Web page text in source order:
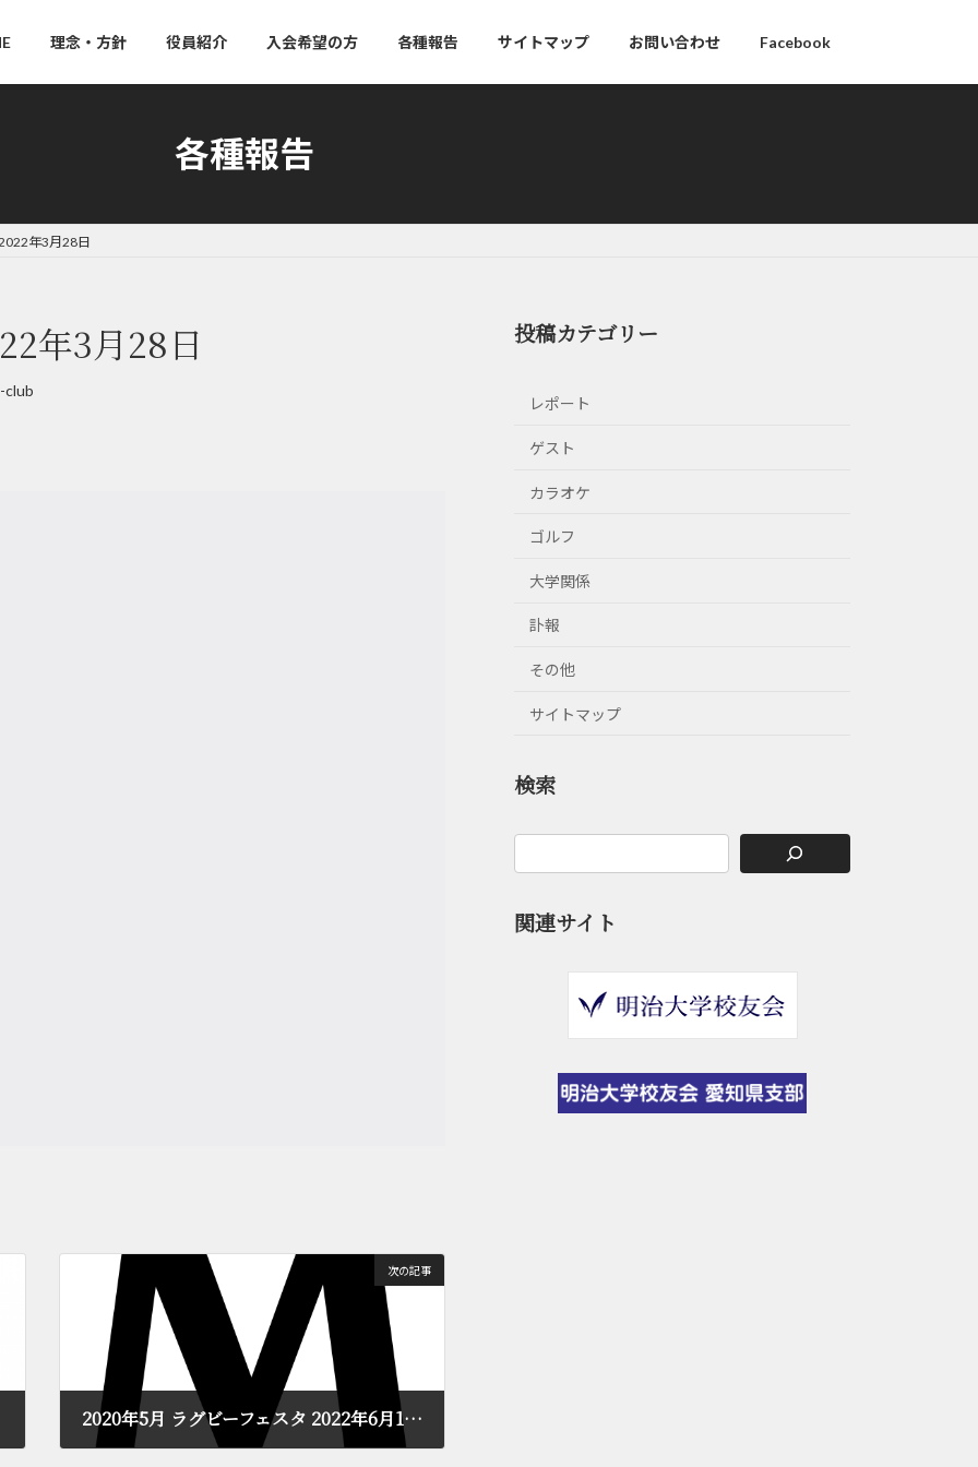
理念・方針 役員紹介 入会希望の方 各種報告 サイトマップ お問い合わせ Facebook
各種報告
年3月28日
年3月28日
club
次の記事
2020年5月 ラグビーフェスタ 2022年6月12日開催
投稿カテゴリー
レポート
ゲスト
カラオケ
ゴルフ
大学関係
訃報
その他
サイトマップ
検索
関連サイト